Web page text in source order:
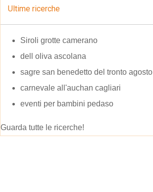
Ultime ricerche
Siroli grotte camerano
dell oliva ascolana
sagre san benedetto del tronto agosto
carnevale all'auchan cagliari
eventi per bambini pedaso
Guarda tutte le ricerche!